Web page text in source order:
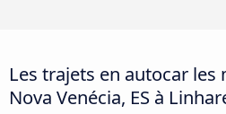
Les trajets en autocar les
Nova Venécia, ES à